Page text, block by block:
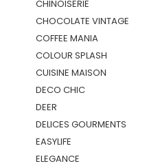
CHINOISERIE
CHOCOLATE VINTAGE
COFFEE MANIA
COLOUR SPLASH
CUISINE MAISON
DECO CHIC
DEER
DELICES GOURMENTS
EASYLIFE
ELEGANCE